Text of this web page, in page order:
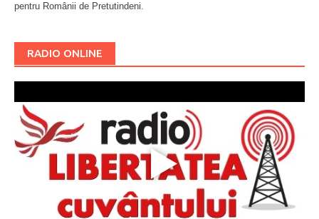
pentru Românii de Pretutindeni.
RADIO ONLINE